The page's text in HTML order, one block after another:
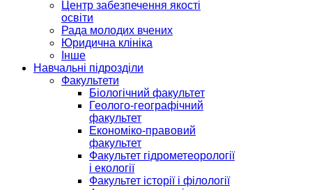
Центр забезпечення якості
освіти
Рада молодих вчених
Юридична клініка
Інше
Навчальні підрозділи
Факультети
Біологічний факультет
Геолого-географічний
факультет
Економіко-правовий
факультет
Факультет гідрометеорології
і екології
Факультет історії і філології